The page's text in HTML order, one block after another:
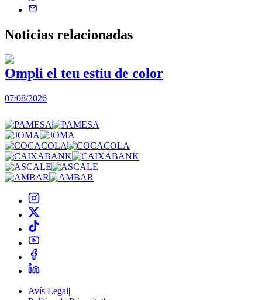
Noticias relacionadas
Ompli el teu estiu de color
07/08/2026
Avís Legal|